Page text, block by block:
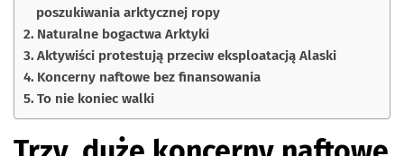
poszukiwania arktycznej ropy
Naturalne bogactwa Arktyki
Aktywiści protestują przeciw eksploatacją Alaski
Koncerny naftowe bez finansowania
To nie koniec walki